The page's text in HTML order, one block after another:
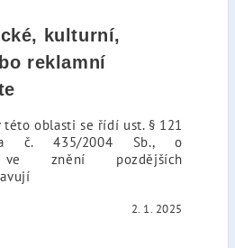
kulturní,
reklamní
oblasti se řídí ust. § 121
č. 435/2004 Sb., o
ve znění pozdějších
2. 1. 2025